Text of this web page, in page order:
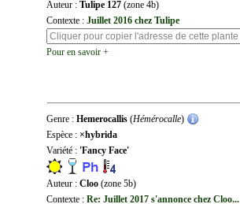
Auteur : Tulipe 127 (zone 4b)
Contexte : Juillet 2016 chez Tulipe
Pour en savoir +
Genre : Hemerocallis (Hémérocalle)
Espèce : ×hybrida
Variété : 'Fancy Face'
Auteur : Cloo (zone 5b)
Contexte : Re: Juillet 2017 s'annonce chez Cloo...